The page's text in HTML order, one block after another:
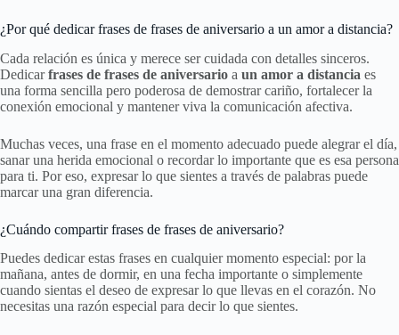
¿Por qué dedicar frases de frases de aniversario a un amor a distancia?
Cada relación es única y merece ser cuidada con detalles sinceros.
Dedicarfrases de frases de aniversario a un amor a distancia es
una forma sencilla pero poderosa de demostrar cariño, fortalecer la
conexión emocional y mantener viva la comunicación afectiva.
Muchas veces, una frase en el momento adecuado puede alegrar el día,
sanar una herida emocional o recordar lo importante que es esa persona
para ti. Por eso, expresar lo que sientes a través de palabras puede
marcar una gran diferencia.
¿Cuándo compartir frases de frases de aniversario?
Puedes dedicar estas frases en cualquier momento especial: por la
mañana, antes de dormir, en una fecha importante o simplemente
cuando sientas el deseo de expresar lo que llevas en el corazón. No
necesitas una razón especial para decir lo que sientes.